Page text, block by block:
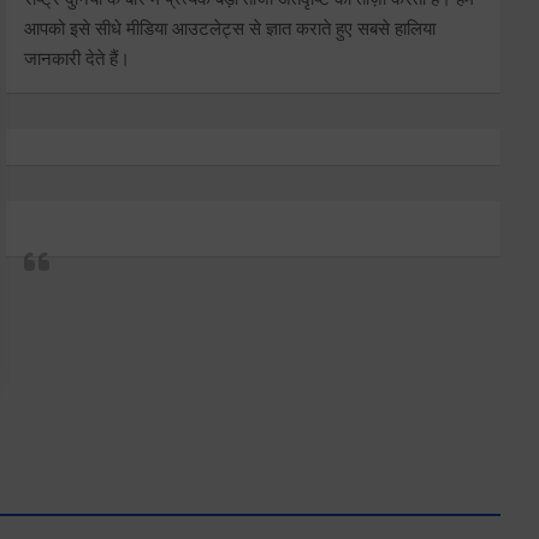
आपको इसे सीधे मीडिया आउटलेट्स से ज्ञात कराते हुए सबसे हालिया
जानकारी देते हैं।